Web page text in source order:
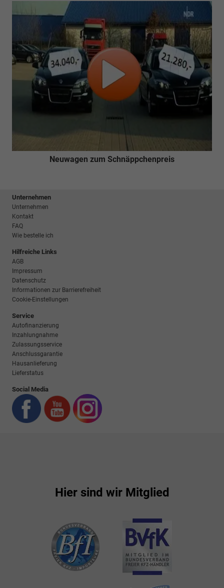
Neuwagen zum Schnäppchenpreis
Unternehmen
Unternehmen
Kontakt
FAQ
Wie bestelle ich
Hilfreiche Links
AGB
Impressum
Datenschutz
Informationen zur Barrierefreiheit
Cookie-Einstellungen
Service
Autofinanzierung
Inzahlungnahme
Zulassungsservice
Anschlussgarantie
Hausanlieferung
Lieferstatus
Social Media
Hier sind wir Mitglied